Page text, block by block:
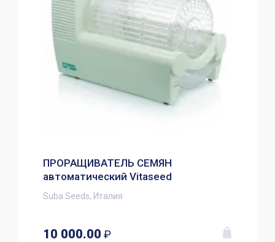
ПРОРАЩИВАТЕЛЬ СЕМЯН
автоматический Vitaseed
Suba Seeds, Италия
10 000.00 ₽